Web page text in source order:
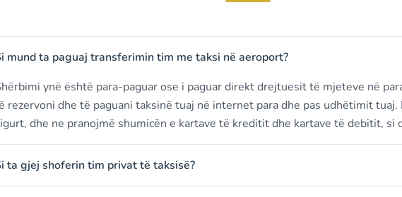
mund ta paguaj transferimin tim me taksi në aeroport?
ynë është para-paguar ose i paguar direkt drejtuesit të mjeteve në
rezervoni dhe të paguani taksinë tuaj në internet para dhe pas udhëtimit tuaj.
dhe ne pranojmë shumicën e kartave të kreditit dhe kartave të debitit, si
ta gjej shoferin tim privat të taksisë?